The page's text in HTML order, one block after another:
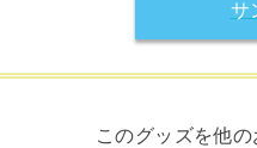
サ
このグッズを他